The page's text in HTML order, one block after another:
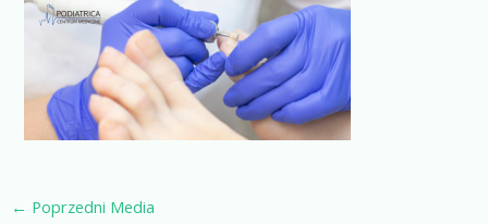
← Poprzedni Media